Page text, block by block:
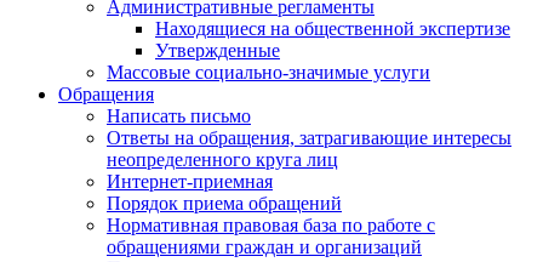
Административные регламенты
Находящиеся на общественной экспертизе
Утвержденные
Массовые социально-значимые услуги
Обращения
Написать письмо
Ответы на обращения, затрагивающие интересы
неопределенного круга лиц
Интернет-приемная
Порядок приема обращений
Нормативная правовая база по работе с
обращениями граждан и организаций